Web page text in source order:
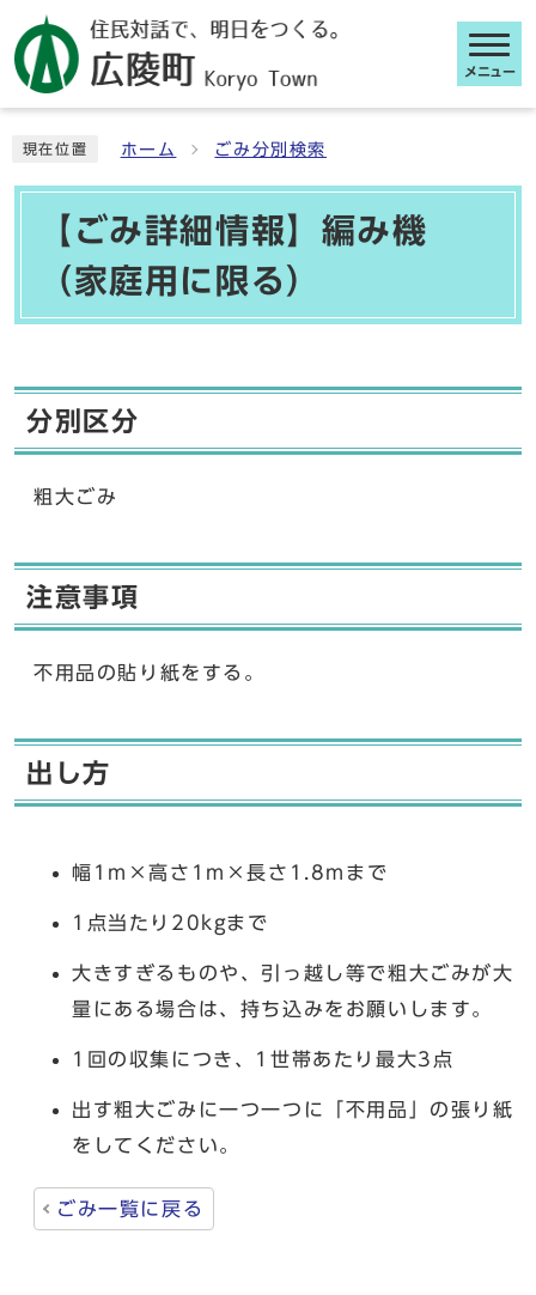
メニュー
現在位置 ホーム ごみ分別検索
【ごみ詳細情報】編み機
（家庭用に限る）
分別区分
粗大ごみ
注意事項
不用品の貼り紙をする。
出し方
幅1m×高さ1m×長さ1.8mまで
1点当たり20kgまで
大きすぎるものや、引っ越し等で粗大ごみが大
量にある場合は、持ち込みをお願いします。
1回の収集につき、1世帯あたり最大3点
出す粗大ごみに一つ一つに「不用品」の張り紙
をしてください。
ごみ一覧に戻る